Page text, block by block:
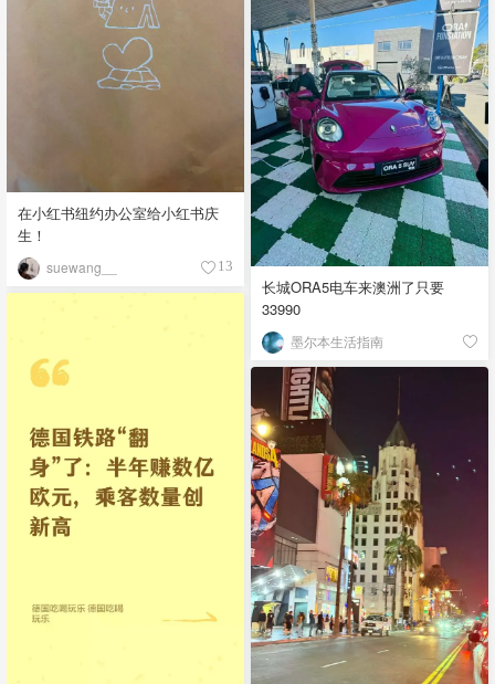
在小红书纽约办公室给小红书庆
生！
suewang__ 13
长城ORA5电车来澳洲了只要
33990
墨尔本生活指南